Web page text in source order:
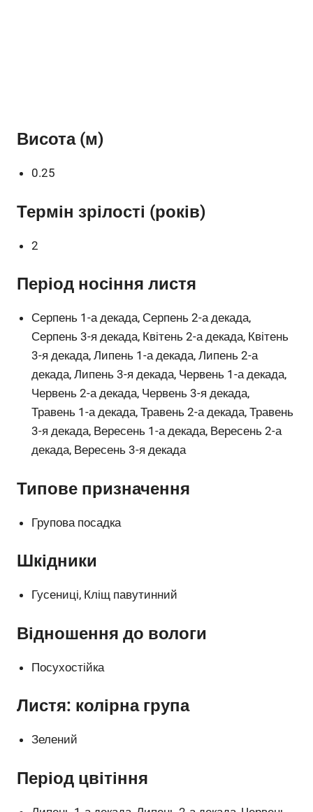
Висота (м)
0.25
Термін зрілості (років)
2
Період носіння листя
Серпень 1-а декада, Серпень 2-а декада,
Серпень 3-я декада, Квітень 2-а декада, Квітень
3-я декада, Липень 1-а декада, Липень 2-а
декада, Липень 3-я декада, Червень 1-а декада,
Червень 2-а декада, Червень 3-я декада,
Травень 1-а декада, Травень 2-а декада, Травень
3-я декада, Вересень 1-а декада, Вересень 2-а
декада, Вересень 3-я декада
Типове призначення
Групова посадка
Шкідники
Гусениці, Кліщ павутинний
Відношення до вологи
Посухостійка
Листя: колірна група
Зелений
Період цвітіння